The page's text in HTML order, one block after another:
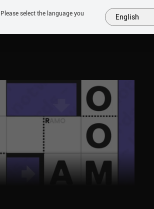
SIMILARES COLECCIONES TOP
select the language you
English